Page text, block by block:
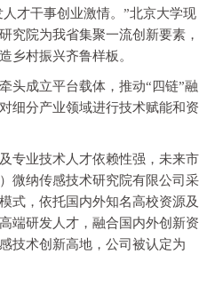
才干事创业激情。”北京大学现
究院为我省集聚一流创新要素，
乡村振兴齐鲁样板。
头成立平台载体，推动“四链”融
细分产业领域进行技术赋能和资
专业技术人才依赖性强，未来市
微纳传感技术研究院有限公司采
式，依托国内外知名高校资源及
端研发人才，融合国内外创新资
技术创新高地，公司被认定为